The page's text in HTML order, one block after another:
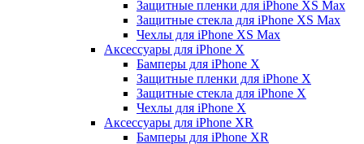
Защитные пленки для iPhone XS Max
Защитные стекла для iPhone XS Max
Чехлы для iPhone XS Max
Аксессуары для iPhone X
Бамперы для iPhone X
Защитные пленки для iPhone X
Защитные стекла для iPhone X
Чехлы для iPhone X
Аксессуары для iPhone XR
Бамперы для iPhone XR